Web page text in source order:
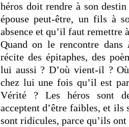
héros doit rendre à son
épouse peut-être, un fils à
absence et qu’il faut remettre
Quand on le rencontre dans
récite des épitaphes, des
lui aussi ? D’où vient-il ?
chez lui une fois qu’il est
Vérité ? Les héros sont
acceptent d’être faibles, et
sont ridicules, parce qu’ils ont